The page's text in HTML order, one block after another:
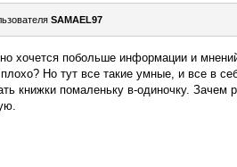
SAMAEL97
хочется побольше информации и
Но тут все такие умные, и все в
книжки помаленьку в-одиночку. Зачем